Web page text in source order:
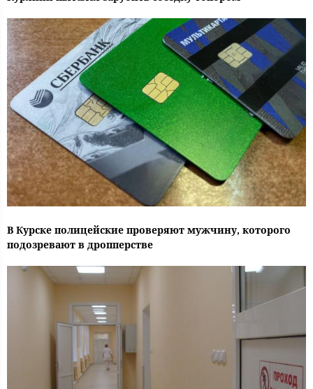
В Курске полицейские проверяют мужчину, которого
подозревают в дропперстве